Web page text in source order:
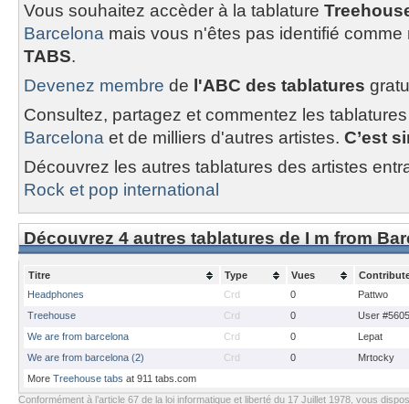
Vous souhaitez accèder à la tablature
Barcelona mais vous n'êtes pas identifié comme
TABS.
Devenez membre de l'ABC des tablatures
Consultez, partagez et commentez les
Barcelona et de milliers d'autres artistes. C’est
Découvrez les autres tablatures des artistes
Rock et pop international
Découvrez 4 autres tablatures de I m from
Titre Type Vues
Headphones
Crd 0
Pattwo
Treehouse
Crd 0
User
We are from barcelona
Crd 0
Lepat
We are from barcelona (2)
Crd 0
Mrtocky
More Treehouse tabs at 911 tabs.com
Conformément à l’article 67 de la loi informatique et liberté du 17 Juillet 1978, vous